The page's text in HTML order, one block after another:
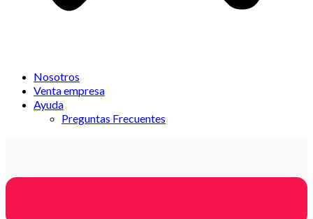
Nosotros
Venta empresa
Ayuda
Preguntas Frecuentes